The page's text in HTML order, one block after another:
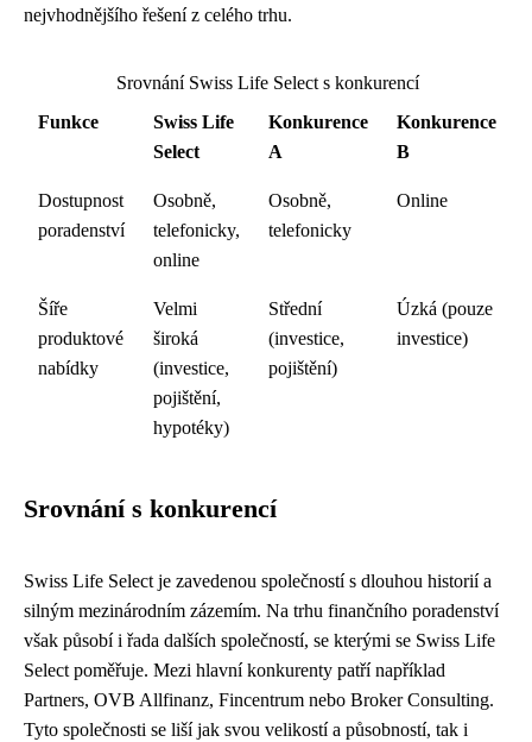
nejvhodnějšího řešení z celého trhu.
Srovnání Swiss Life Select s konkurencí
Funkce
Swiss Life
Select
Konkurence
A
Konkurence
B
Dostupnost
poradenství
Osobně,
telefonicky,
online
Osobně,
telefonicky
Online
Šíře
produktové
nabídky
Velmi
široká
(investice,
pojištění,
hypotéky)
Střední
(investice,
pojištění)
Úzká (pouze
investice)
Srovnání s konkurencí
Swiss Life Select je zavedenou společností s dlouhou historií a
silným mezinárodním zázemím. Na trhu finančního poradenství
však působí i řada dalších společností, se kterými se Swiss Life
Select poměřuje. Mezi hlavní konkurenty patří například
Partners, OVB Allfinanz, Fincentrum nebo Broker Consulting.
Tyto společnosti se liší jak svou velikostí a působností, tak i